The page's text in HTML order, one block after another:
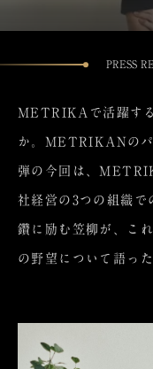
PRESS
METRIKAで活躍す
か。METRIKANのパ
弾の今回は、
社経営の3つの組織で
鑽に励む笠柳が、こ
の野望について語った